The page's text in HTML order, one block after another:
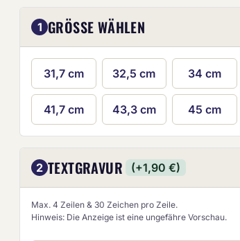
1 GRÖSSE WÄHLEN
31,7 cm 32,5 cm 34 cm
41,7 cm 43,3 cm 45 cm
2 TEXTGRAVUR (+1,90 €)
Max. 4 Zeilen & 30 Zeichen pro Zeile.
Hinweis: Die Anzeige ist eine ungefähre Vorschau.